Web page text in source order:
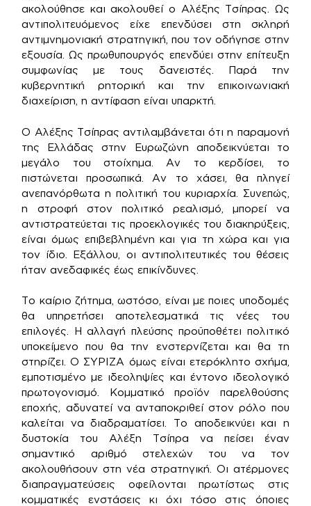
ακολούθησε και ακολουθεί ο Αλέξης Τσίπρας. Ως
αντιπολιτευόμενος είχε επενδύσει στη σκληρή
αντιμνημονιακή στρατηγική, που τον οδήγησε στην
εξουσία. Ως πρωθυπουργός επενδύει στην επίτευξη
συμφωνίας με τους δανειστές. Παρά την
κυβερνητική ρητορική και την επικοινωνιακή
διαχείριση, η αντίφαση είναι υπαρκτή.
Ο Αλέξης Τσίπρας αντιλαμβάνεται ότι η παραμονή
της Ελλάδας στην Ευρωζώνη αποδεικνύεται το
μεγάλο του στοίχημα. Αν το κερδίσει, το
πιστώνεται προσωπικά. Αν το χάσει, θα πληγεί
ανεπανόρθωτα η πολιτική του κυριαρχία. Συνεπώς,
η στροφή στον πολιτικό ρεαλισμό, μπορεί να
αντιστρατεύεται τις προεκλογικές του διακηρύξεις,
είναι όμως επιβεβλημένη και για τη χώρα και για
τον ίδιο. Εξάλλου, οι αντιπολιτευτικές του θέσεις
ήταν ανεδαφικές έως επικίνδυνες.
Το καίριο ζήτημα, ωστόσο, είναι με ποιες υποδομές
θα υπηρετήσει αποτελεσματικά τις νέες του
επιλογές. Η αλλαγή πλεύσης προϋποθέτει πολιτικό
υποκείμενο που θα την ενστερνίζεται και θα τη
στηρίζει. Ο ΣΥΡΙΖΑ όμως είναι ετερόκλητο σχήμα,
εμποτισμένο με ιδεοληψίες και έντονο ιδεολογικό
πρωτογονισμό. Κομματικό προϊόν παρελθούσης
εποχής, αδυνατεί να ανταποκριθεί στον ρόλο που
καλείται να διαδραματίσει. Το αποδεικνύει και η
δυστοκία του Αλέξη Τσίπρα να πείσει έναν
σημαντικό αριθμό στελεχών του να τον
ακολουθήσουν στη νέα στρατηγική. Οι ατέρμονες
διαπραγματεύσεις οφείλονται πρωτίστως στις
κομματικές ενστάσεις κι όχι τόσο στις όποιες